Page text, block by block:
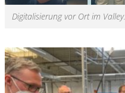
Digitalisierung vor Ort im Valley.